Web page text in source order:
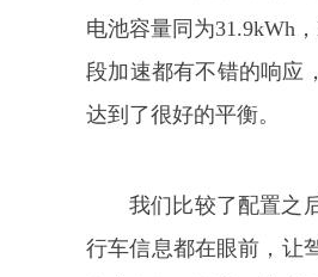
电池容量同为31.9kWh
段加速都有不错的响应
达到了很好的平衡。
我们比较了配置之
行车信息都在眼前，让